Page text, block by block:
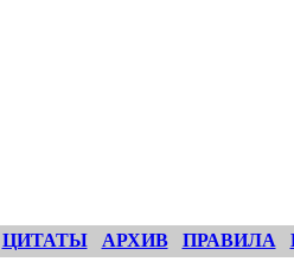
ЦИТАТЫ АРХИВ ПРАВИЛА